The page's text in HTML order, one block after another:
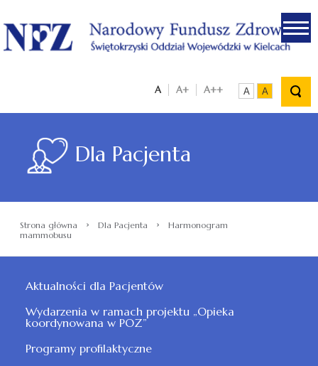
.
A A+ A++ A A
Dla Pacjenta
Strona główna › Dla Pacjenta ›
Harmonogram
mammobusu
Aktualności dla Pacjentów
Wydarzenia w ramach projektu „Opieka
koordynowana w POZ”
Programy profilaktyczne